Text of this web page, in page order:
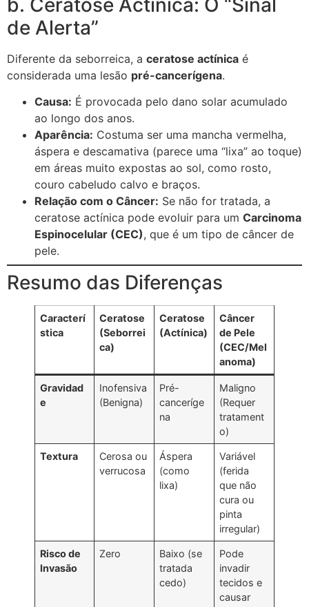
b. Ceratose Actínica: O “Sinal
de Alerta”
Diferente da seborreica, a ceratose actínica é
considerada uma lesão pré-cancerígena.
Causa: É provocada pelo dano solar acumulado
ao longo dos anos.
Aparência: Costuma ser uma mancha vermelha,
áspera e descamativa (parece uma “lixa” ao toque)
em áreas muito expostas ao sol, como rosto,
couro cabeludo calvo e braços.
Relação com o Câncer: Se não for tratada, a
ceratose actínica pode evoluir para um Carcinoma
Espinocelular (CEC), que é um tipo de câncer de
pele.
Resumo das Diferenças
Caracterí
stica
Ceratose
(Seborrei
ca)
Ceratose
(Actínica)
Câncer
de Pele
(CEC/Mel
anoma)
Gravidad
e
Inofensiva
(Benigna)
Pré-
canceríge
na
Maligno
(Requer
tratament
o)
Textura
Cerosa ou
verrucosa
Áspera
(como
lixa)
Variável
(ferida
que não
cura ou
pinta
irregular)
Risco de
Invasão
Zero
Baixo (se
tratada
cedo)
Pode
invadir
tecidos e
causar